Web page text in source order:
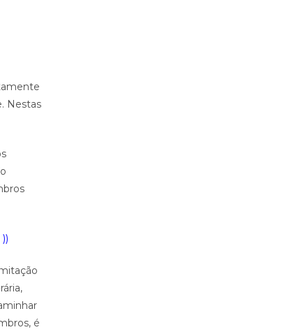
Nestas
é